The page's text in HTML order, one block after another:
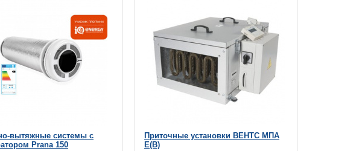
вытяжные системы с
Prana 150
Приточные установки ВЕНТС МПА
Е(В)